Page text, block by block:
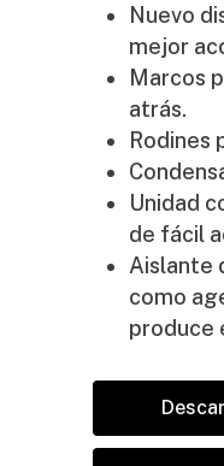
Nuevo
mejor
Marcos
atrás.
Rodines
Unidad
de fácil
Aislante
como
produce